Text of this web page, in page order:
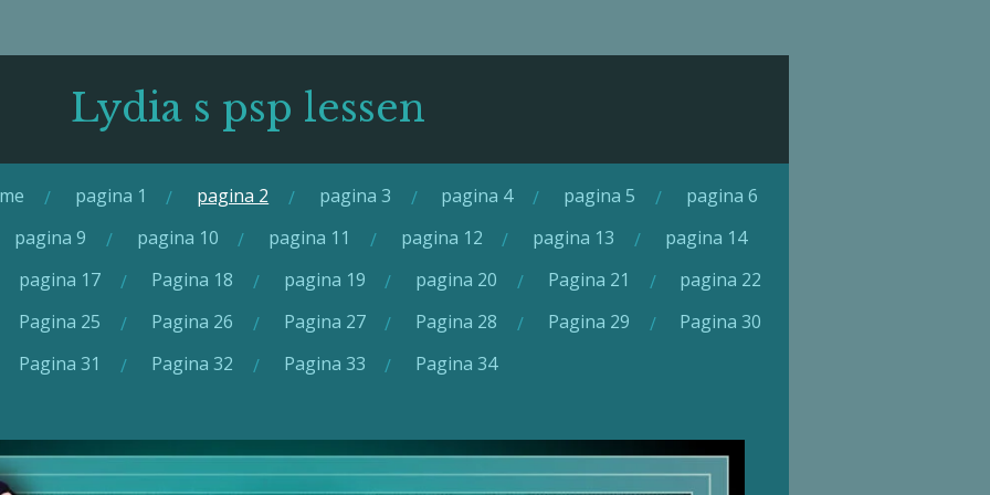
Lydia s psp lessen
pagina 1 pagina 2 pagina 3 pagina 4 pagina 5
pagina 6
pagina 9 pagina 10 pagina 11 pagina 12 pagina 13
pagina 14
pagina 17 Pagina 18 pagina 19 pagina 20 Pagina 21
pagina 22
Pagina 25 Pagina 26 Pagina 27 Pagina 28 Pagina 29
Pagina 30
Pagina 31
Pagina 32 Pagina 33 Pagina 34